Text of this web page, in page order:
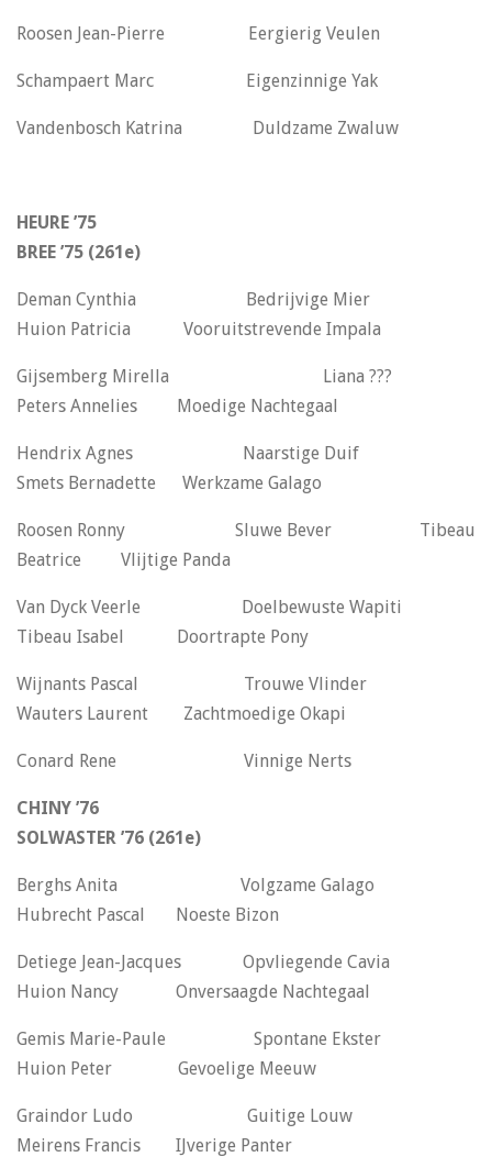
Roosen Jean-Pierre Eergierig Veulen
Schampaert Marc Eigenzinnige Yak
Vandenbosch Katrina Duldzame Zwaluw
HEURE ’75
BREE ’75 (261e)
Deman Cynthia Bedrijvige Mier
Huion Patricia Vooruitstrevende Impala
Gijsemberg Mirella Liana ???
Peters Annelies Moedige Nachtegaal
Hendrix Agnes Naarstige Duif
Smets Bernadette Werkzame Galago
Roosen Ronny Sluwe Bever Tibeau
Beatrice Vlijtige Panda
Van Dyck Veerle Doelbewuste Wapiti
Tibeau Isabel Doortrapte Pony
Wijnants Pascal Trouwe Vlinder
Wauters Laurent Zachtmoedige Okapi
Conard Rene Vinnige Nerts
CHINY ’76
SOLWASTER ’76 (261e)
Berghs Anita Volgzame Galago
Hubrecht Pascal Noeste Bizon
Detiege Jean-Jacques Opvliegende Cavia
Huion Nancy Onversaagde Nachtegaal
Gemis Marie-Paule Spontane Ekster
Huion Peter Gevoelige Meeuw
Graindor Ludo Guitige Louw
Meirens Francis IJverige Panter